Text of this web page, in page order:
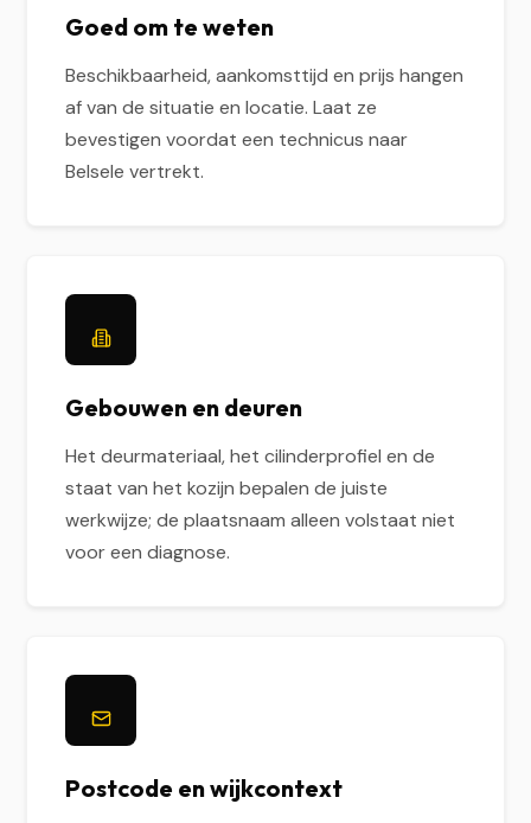
Goed om te weten
Beschikbaarheid, aankomsttijd en prijs hangen
af van de situatie en locatie. Laat ze
bevestigen voordat een technicus naar
Belsele vertrekt.
Gebouwen en deuren
Het deurmateriaal, het cilinderprofiel en de
staat van het kozijn bepalen de juiste
werkwijze; de plaatsnaam alleen volstaat niet
voor een diagnose.
Postcode en wijkcontext